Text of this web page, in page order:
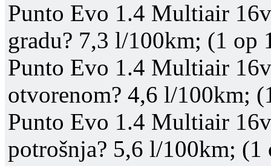
Punto Evo 1.4 Multiair
gradu? 7,3 l/100km; (1 op
Punto Evo 1.4 Multiair
otvorenom? 4,6 l/100km;
Punto Evo 1.4 Multiair
potrošnja? 5,6 l/100km; (1